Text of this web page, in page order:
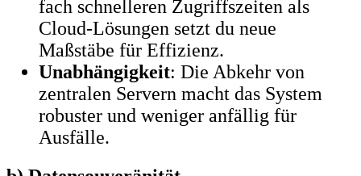
fach schnelleren Zugriffszeiten als
Cloud-Lösungen setzt du neue
Maßstäbe für Effizienz.
Unabhängigkeit: Die Abkehr von
zentralen Servern macht das System
robuster und weniger anfällig für
Ausfälle.